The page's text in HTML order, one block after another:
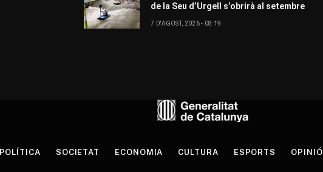
de la Seu d’Urgell s’obrirà al setembre
7 D'AGOST, 2026 - 08:19
POLÍTICA SOCIETAT ECONOMIA CULTURA ESPORTS OPINIÓ